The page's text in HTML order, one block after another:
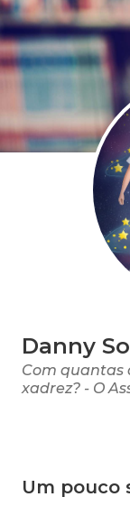
Danny
Com quantas
xadrez? - O
Um pouco